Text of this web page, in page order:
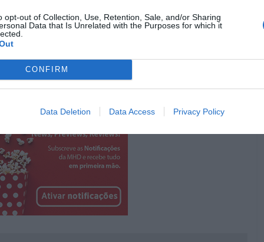
opt-out of Collection, Use, Retention, Sale, and/or Sharing
Data that Is Unrelated with the Purposes for which it
CONFIRM
Data Deletion Data Access Privacy Policy
fotografia de
brilho de diamante preto e âmbar reluzente da noite
Pub